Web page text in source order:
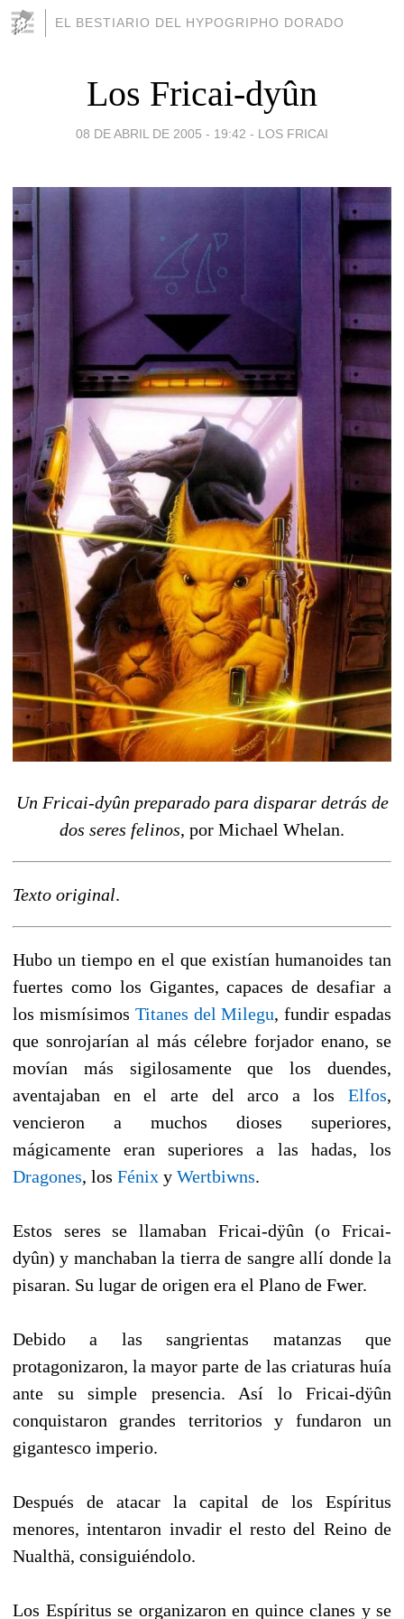
EL BESTIARIO DEL HYPOGRIPHO DORADO
Los Fricai-dyûn
08 DE ABRIL DE 2005 - 19:42 - LOS FRICAI
Un Fricai-dyûn preparado para disparar detrás de
dos seres felinos, por Michael Whelan.
Texto original.
Hubo un tiempo en el que existían humanoides tan
fuertes como los Gigantes, capaces de desafiar a
los mismísimos Titanes del Milegu, fundir espadas
que sonrojarían al más célebre forjador enano, se
movían más sigilosamente que los duendes,
aventajaban en el arte del arco a los Elfos,
vencieron a muchos dioses superiores,
mágicamente eran superiores a las hadas, los
Dragones, los Fénix y Wertbiwns.
Estos seres se llamaban Fricai-dÿûn (o Fricai-
dyûn) y manchaban la tierra de sangre allí donde la
pisaran. Su lugar de origen era el Plano de Fwer.
Debido a las sangrientas matanzas que
protagonizaron, la mayor parte de las criaturas huía
ante su simple presencia. Así lo Fricai-dÿûn
conquistaron grandes territorios y fundaron un
gigantesco imperio.
Después de atacar la capital de los Espíritus
menores, intentaron invadir el resto del Reino de
Nualthä, consiguiéndolo.
Los Espíritus se organizaron en quince clanes y se